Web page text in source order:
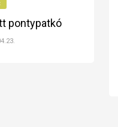
pontypatkó